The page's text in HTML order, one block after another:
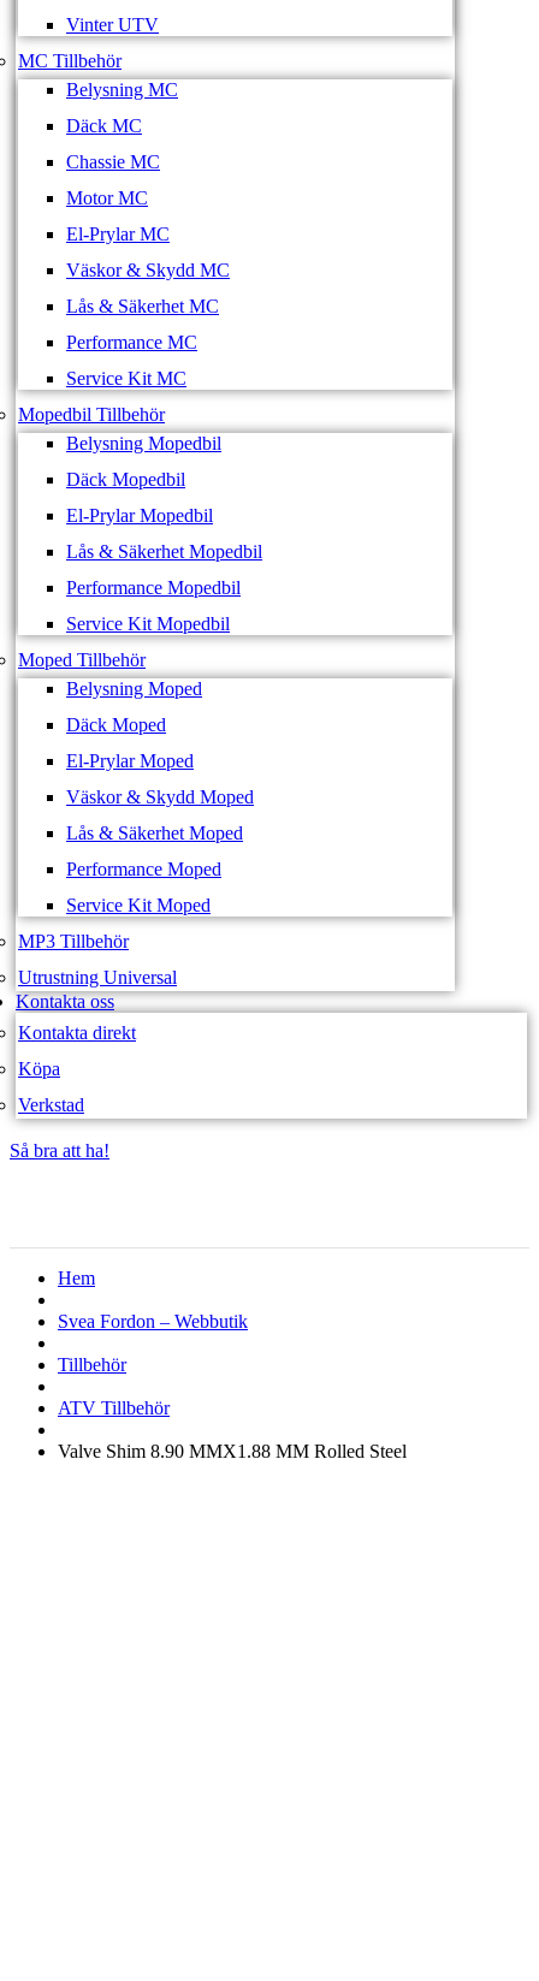
Vinter UTV
MC Tillbehör
Belysning MC
Däck MC
Chassie MC
Motor MC
El-Prylar MC
Väskor & Skydd MC
Lås & Säkerhet MC
Performance MC
Service Kit MC
Mopedbil Tillbehör
Belysning Mopedbil
Däck Mopedbil
El-Prylar Mopedbil
Lås & Säkerhet Mopedbil
Performance Mopedbil
Service Kit Mopedbil
Moped Tillbehör
Belysning Moped
Däck Moped
El-Prylar Moped
Väskor & Skydd Moped
Lås & Säkerhet Moped
Performance Moped
Service Kit Moped
MP3 Tillbehör
Utrustning Universal
Kontakta oss
Kontakta direkt
Köpa
Verkstad
Så bra att ha!
Hem
Svea Fordon – Webbutik
Tillbehör
ATV Tillbehör
Valve Shim 8.90 MMX1.88 MM Rolled Steel